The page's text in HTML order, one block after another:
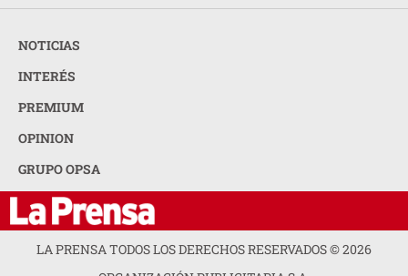
NOTICIAS
INTERÉS
PREMIUM
OPINION
GRUPO OPSA
LA PRENSA TODOS LOS DERECHOS RESERVADOS ©2026